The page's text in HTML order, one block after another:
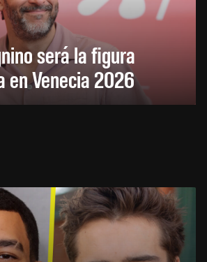
será la figura
en Venecia 2026